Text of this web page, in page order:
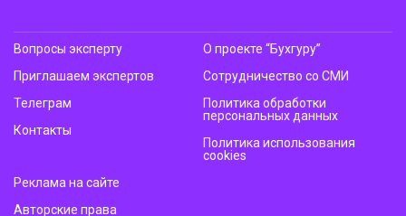
Вопросы эксперту
Приглашаем экспертов
Телеграм
Контакты
О проекте “Бухгуру”
Сотрудничество со СМИ
Политика обработки
персональных данных
Политика использования
cookies
Реклама на сайте
Авторские права